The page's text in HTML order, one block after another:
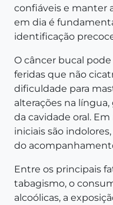
confiáveis e manter
em dia é
identificação
O câncer bucal
feridas que não
dificuldade para
alterações na
da cavidade oral.
iniciais são
do
Entre os principais
tabagismo, o
alcoólicas, a